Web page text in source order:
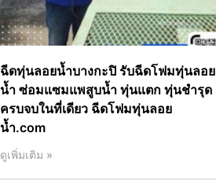
ฉีดทุ่นลอยน้ำบางกะปิ รับฉีดโฟมทุ่นลอย
น้ำ ซ่อมแซมแพสูบน้ำ ทุ่นแตก ทุ่นชำรุด
ครบจบในที่เดียว ฉีดโฟมทุ่นลอย
น้ำ.com
ดูเพิ่มเติม »